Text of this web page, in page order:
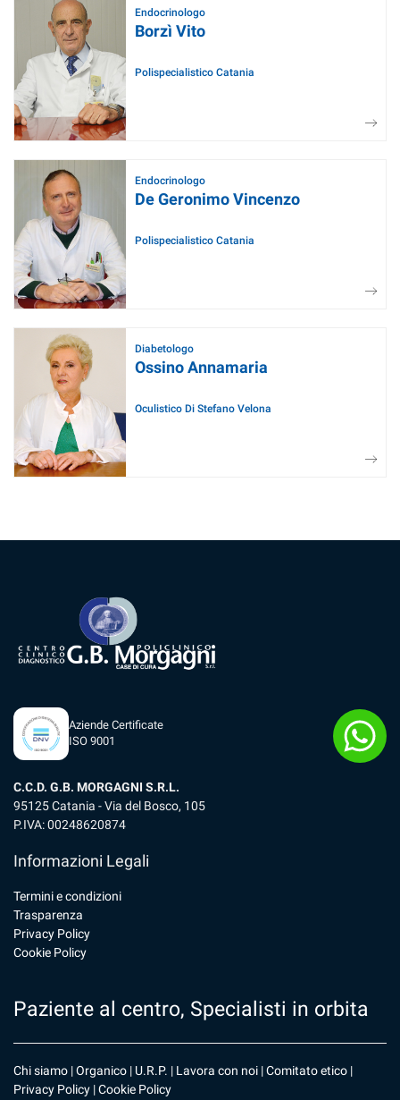
Endocrinologo
Borzì Vito
Polispecialistico Catania
Endocrinologo
De Geronimo Vincenzo
Polispecialistico Catania
Diabetologo
Ossino Annamaria
Oculistico Di Stefano Velona
Aziende Certificate
ISO 9001
C.C.D. G.B. MORGAGNI S.R.L.
95125 Catania - Via del Bosco, 105
P.IVA: 00248620874
Informazioni Legali
Termini e condizioni
Trasparenza
Privacy Policy
Cookie Policy
Paziente al centro, Specialisti in orbita
Chi siamo |Organico | U.R.P. | Lavora con noi |Comitato etico |
Privacy Policy |Cookie Policy